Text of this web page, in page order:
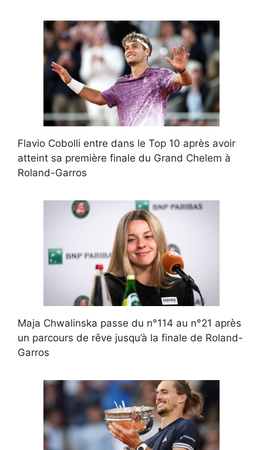
Flavio Cobolli entre dans le Top 10 après avoir
atteint sa première finale du Grand Chelem à
Roland-Garros
Maja Chwalinska passe du n°114 au n°21 après
un parcours de rêve jusqu’à la finale de Roland-
Garros